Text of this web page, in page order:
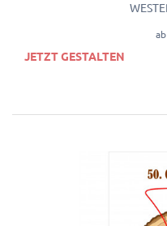
ab
JETZT GESTALTEN